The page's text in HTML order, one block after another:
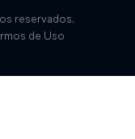
reservados.
de Uso